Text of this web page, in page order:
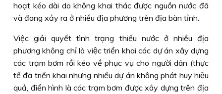
hoạt kéo dài do không khai thác được nguồn nước đã
và đang xảy ra ở nhiều địa phương trên địa bàn tỉnh.
Việc giải quyết tình trạng thiếu nước ở nhiều địa
phương không chỉ là việc triển khai các dự án xây dựng
các trạm bơm rồi kéo về phục vụ cho người dân (thực
tế đã triển khai nhưng nhiều dự án không phát huy hiệu
quả, điển hình là các trạm bơm được xây dựng trên địa